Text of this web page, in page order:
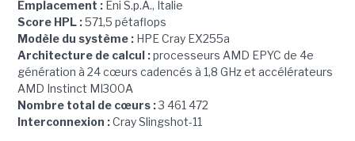
Emplacement :Eni S.p.A., Italie
Score HPL :571,5 pétaflops
Modèle du système :HPE Cray EX255a
Architecture de calcul :processeurs AMD EPYC de 4e
génération à 24 cœurs cadencés à 1,8 GHz et accélérateurs
AMD Instinct MI300A
Nombre total de cœurs :3 461 472
Interconnexion :Cray Slingshot-11